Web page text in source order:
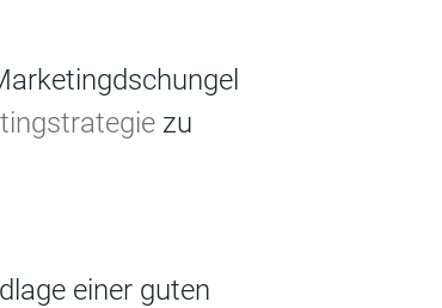
zu
einer guten